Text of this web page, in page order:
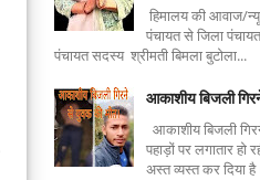
हिमालय की आवाज/
पंचायत से जिला
पंचायत सदस्य श्रीमती बिमला बुटोला...
आकाशीय बिजली
आकाशीय बिजली
पहाड़ों पर लगातार
अस्त व्यस्त कर दिया